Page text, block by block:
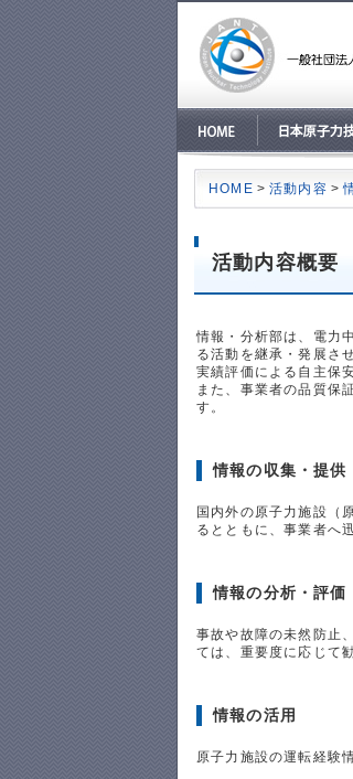
HOME > 活動内容 >
活動内容概要
情報・分析部は、電力
る活動を継承・発展さ
実績評価による自主保
また、事業者の品質保
す。
情報の収集・提供
国内外の原子力施設（
るとともに、事業者へ
情報の分析・評価
事故や故障の未然防止
ては、重要度に応じて
情報の活用
原子力施設の運転経験